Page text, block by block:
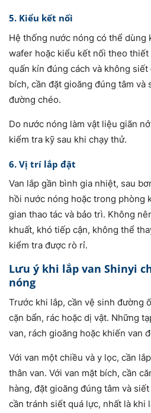
5. Kiểu kết nối
Hệ thống nước nóng có thể dùng
wafer hoặc kiểu kết nối theo thiết
quấn kín đúng cách và không
bích, cần đặt gioăng đúng tâm
đường chéo.
Do nước nóng làm vật liệu giãn
kiểm tra kỹ sau khi chạy thử.
6. Vị trí lắp đặt
Van lắp gần bình gia nhiệt, sau
hồi nước nóng hoặc trong phòng
gian thao tác và bảo trì. Không
khuất, khó tiếp cận, không thể
kiểm tra được rò rỉ.
Lưu ý khi lắp van Shinyi
nóng
Trước khi lắp, cần vệ sinh đường
cặn bẩn, rác hoặc dị vật. Những
van, rách gioăng hoặc khiến van
Với van một chiều và y lọc, cần
thân van. Với van mặt bích, cần
hàng, đặt gioăng đúng tâm và
cần tránh siết quá lực, nhất là khi